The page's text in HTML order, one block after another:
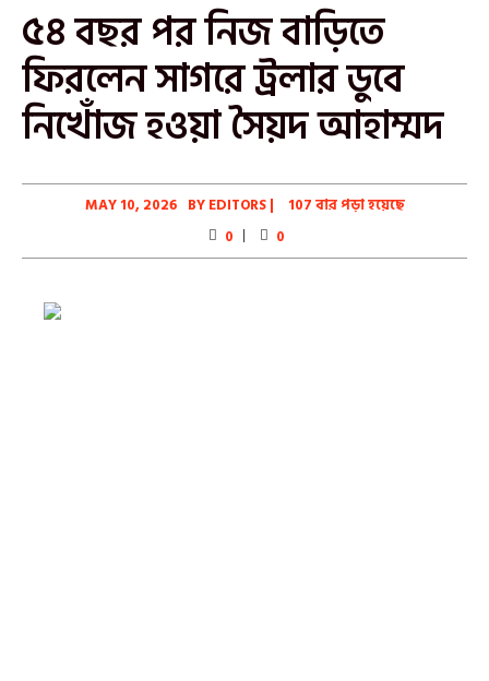
৫৪ বছর পর নিজ বাড়িতে
ফিরলেন সাগরে ট্রলার ডুবে
নিখোঁজ হওয়া সৈয়দ আহাম্মদ
MAY 10, 2026 BYEDITORS|
107 বার পড়া হয়েছে
0
0